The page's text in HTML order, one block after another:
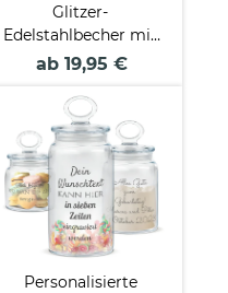
Glitzer-
Edelstahlbecher mit
Wunschtext - 350 ml -
ab 19,95 €
Personalisierte